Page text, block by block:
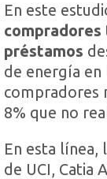
En este
préstamos
de energía en
compradores
8% que no
En esta línea,
de UCI, Catia